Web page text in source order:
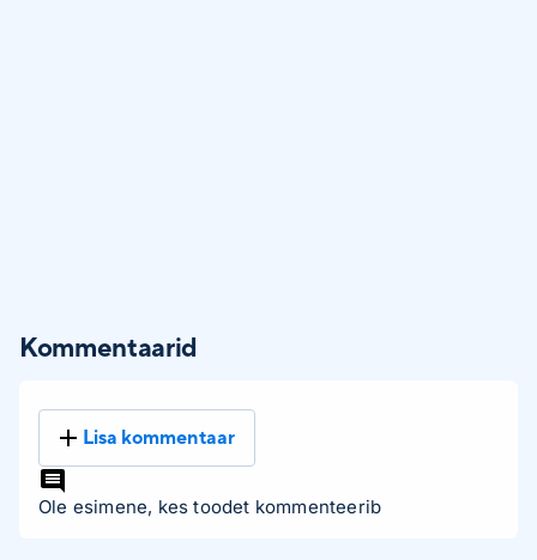
Kommentaarid
Lisa kommentaar
Ole esimene, kes toodet kommenteerib